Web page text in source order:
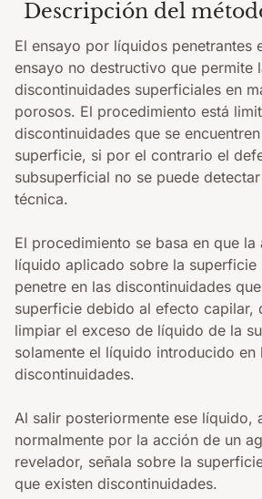
Descripción del
El ensayo por líquidos penetrantes
ensayo no destructivo que permite
discontinuidades superficiales en
porosos. El procedimiento está
discontinuidades que se
superficie, si por el contrario el
subsuperficial no se puede
técnica.
El procedimiento se basa en que
líquido aplicado sobre la superficie
penetre en las discontinuidades
superficie debido al efecto capilar,
limpiar el exceso de líquido de la
solamente el líquido introducido en
discontinuidades.
Al salir posteriormente ese líquido,
normalmente por la acción de un
revelador, señala sobre la
que existen discontinuidades.